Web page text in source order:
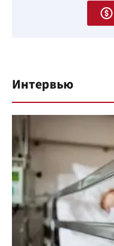
Интервью